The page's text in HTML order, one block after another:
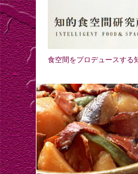
食空間をプロデュースする